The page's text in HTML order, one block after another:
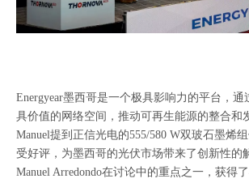
Energyear墨西哥是一个极具影响力的平台，
具价值的网络空间，推动可再生能源的整合和
Manuel提到正信光电的555/580 W双玻石墨烯
受好评，为墨西哥的光伏市场带来了创新性的
Manuel Arredondo在讨论中的重点之一，获得